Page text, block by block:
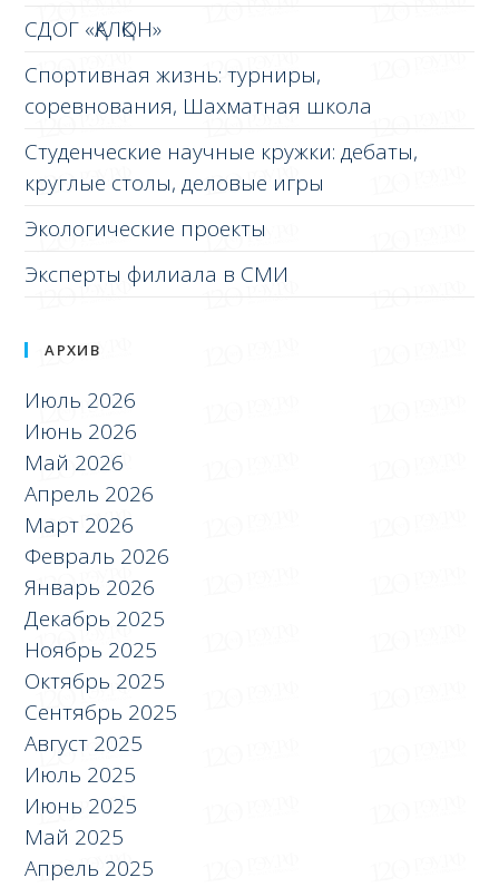
СДОГ «ҚАЛҚОН»
Спортивная жизнь: турниры,
соревнования, Шахматная школа
Студенческие научные кружки: дебаты,
круглые столы, деловые игры
Экологические проекты
Эксперты филиала в СМИ
АРХИВ
Июль 2026
Июнь 2026
Май 2026
Апрель 2026
Март 2026
Февраль 2026
Январь 2026
Декабрь 2025
Ноябрь 2025
Октябрь 2025
Сентябрь 2025
Август 2025
Июль 2025
Июнь 2025
Май 2025
Апрель 2025